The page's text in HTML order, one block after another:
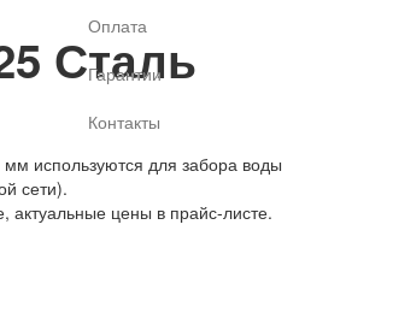
Оплата
Гарантии
Контакты
Сталь
используются для забора воды
сети).
цены в прайс-листе.